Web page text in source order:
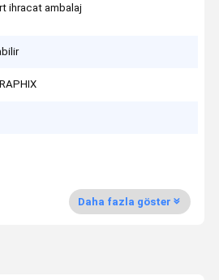
ihracat ambalaj
Daha fazla göster